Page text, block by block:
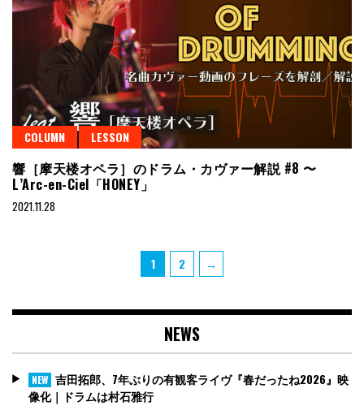
COLUMN LESSON
響［摩天楼オペラ］のドラム・カヴァー解説 #8 〜
L’Arc-en-Ciel「HONEY」
2021.11.28
Page
1 Page
2 →
NEWS
NEW 吉田拓郎、7年ぶりの有観客ライヴ『春だったね2026』映
像化｜ドラムは村石雅行